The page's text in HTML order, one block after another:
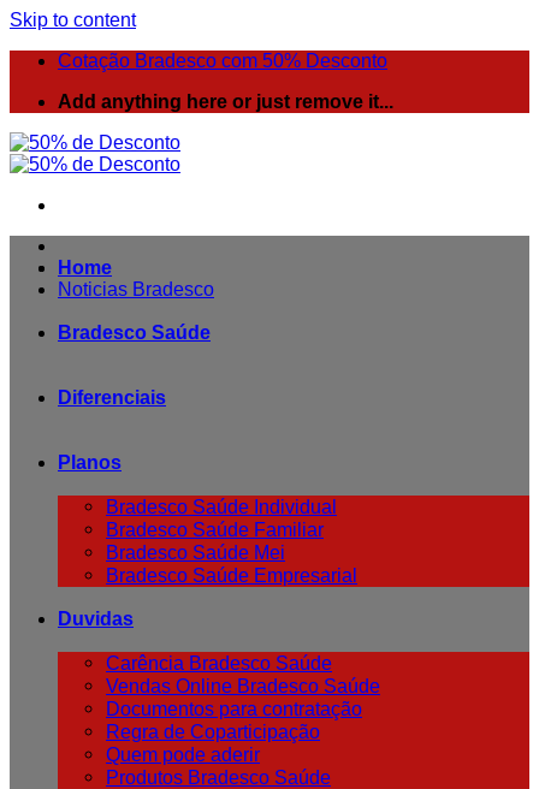
Skip to content
Cotação Bradesco com 50% Desconto
Add anything here or just remove it...
Noticias Bradesco
Home
Bradesco Saúde
Diferenciais
Planos
Bradesco Saúde Individual
Bradesco Saúde Familiar
Bradesco Saúde Mei
Bradesco Saúde Empresarial
Duvidas
Carência Bradesco Saúde
Vendas Online Bradesco Saúde
Documentos para contratação
Regra de Coparticipação
Quem pode aderir
Produtos Bradesco Saúde